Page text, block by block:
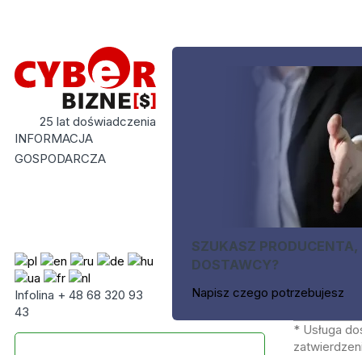
25 lat doświadczenia
INFORMACJA
GOSPODARCZA
Infolina + 48 68 320 93
43
SZUKASZ PRODUCENTA,
DOSTAWCY?
Napisz czego potrzebujesz
* Usługa